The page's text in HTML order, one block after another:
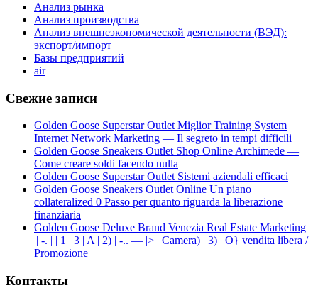
Анализ рынка
Анализ производства
Анализ внешнеэкономической деятельности (ВЭД):
экспорт/импорт
Базы предприятий
air
Свежие записи
Golden Goose Superstar Outlet Miglior Training System
Internet Network Marketing — Il segreto in tempi difficili
Golden Goose Sneakers Outlet Shop Online Archimede —
Come creare soldi facendo nulla
Golden Goose Superstar Outlet Sistemi aziendali efficaci
Golden Goose Sneakers Outlet Online Un piano
collateralized 0 Passo per quanto riguarda la liberazione
finanziaria
Golden Goose Deluxe Brand Venezia Real Estate Marketing
|| -. | | 1 | 3 | A | 2) | -.. — |> | Camera) | 3) | O} vendita libera /
Promozione
Контакты